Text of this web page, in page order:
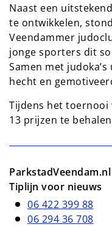
Naast een
te ontwikkelen,
Veendammer
jonge sporters dit
Samen met
hecht en
Tijdens het toernooi
13 prijzen te
ParkstadVeendam.nl
Tiplijn voor nieuws
06 422 399 88
06 294 36 708